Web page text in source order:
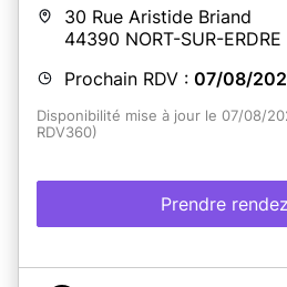
30 Rue Aristide Briand
44390 NORT-SUR-ERDRE
Prochain RDV : 07/08/
Disponibilité mise à jour le 07/08/
RDV360)
Prendre